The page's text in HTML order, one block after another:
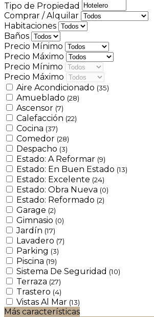
Tipo de Propiedad
Comprar / Alquilar
Habitaciones
Baños
Precio Mínimo
Precio Máximo
Precio Mínimo
Precio Máximo
Aire Acondicionado (35)
Amueblado (28)
Ascensor (7)
Calefacción (22)
Cocina (37)
Comedor (28)
Despacho (3)
Estado: A Reformar (9)
Estado: En Buen Estado (13)
Estado: Excelente (24)
Estado: Obra Nueva (0)
Estado: Reformado (2)
Garage (2)
Gimnasio (0)
Jardín (17)
Lavadero (7)
Parking (3)
Piscina (19)
Sistema De Seguridad (10)
Terraza (27)
Trastero (4)
Vistas Al Mar (13)
Más características